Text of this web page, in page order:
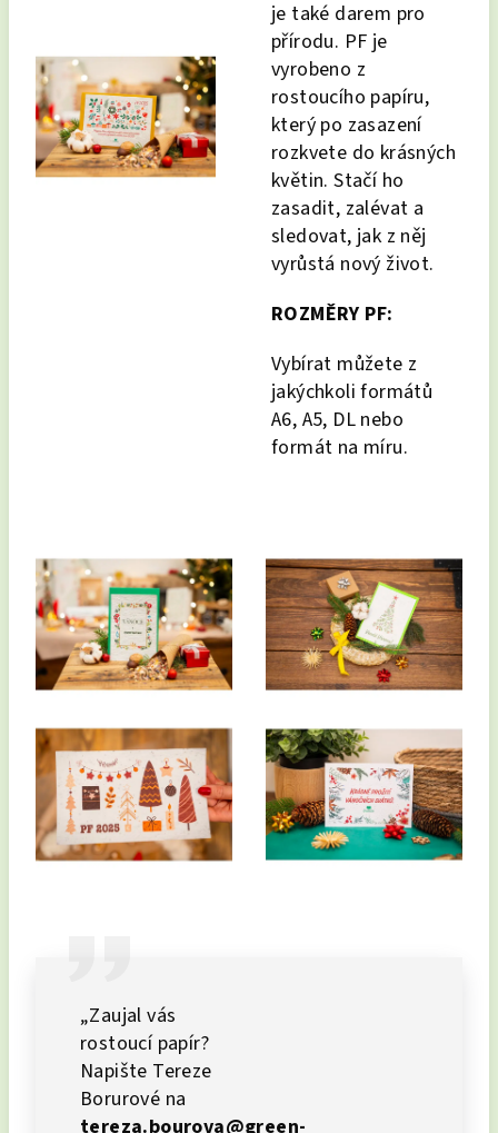
je také darem pro
přírodu. PF je
vyrobeno z
rostoucího papíru,
který po zasazení
rozkvete do krásných
květin. Stačí ho
zasadit, zalévat a
sledovat, jak z něj
vyrůstá nový život.
ROZMĚRY PF:
Vybírat můžete z
jakýchkoli formátů
A6, A5, DL nebo
formát na míru.
„Zaujal vás
rostoucí papír?
Napište Tereze
Borurové na
tereza.bourova@green-